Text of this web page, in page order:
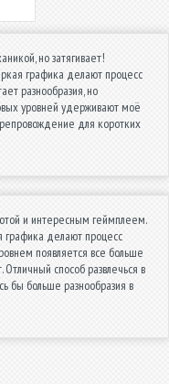
но затягивает!
графика делают процесс
разнообразия, но
уровней удерживают моё
для коротких
и интересным геймплеем.
графика делают процесс
появляется все больше
Отличный способ развлечься в
бы больше разнообразия в